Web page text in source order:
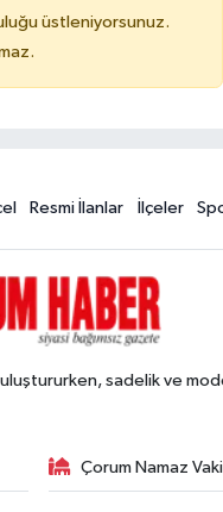
üstleniyorsunuz.
Resmi İlanlar İlçeler
sadelik ve
Çorum Namaz